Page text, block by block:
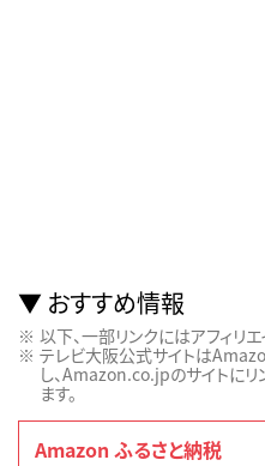
おすすめ情報
以下、一部リンクにはアフィリ
テレビ大阪公式サイトは
し、Amazon.co.jpのサイトにリ
ます。
Amazon ふるさと納税